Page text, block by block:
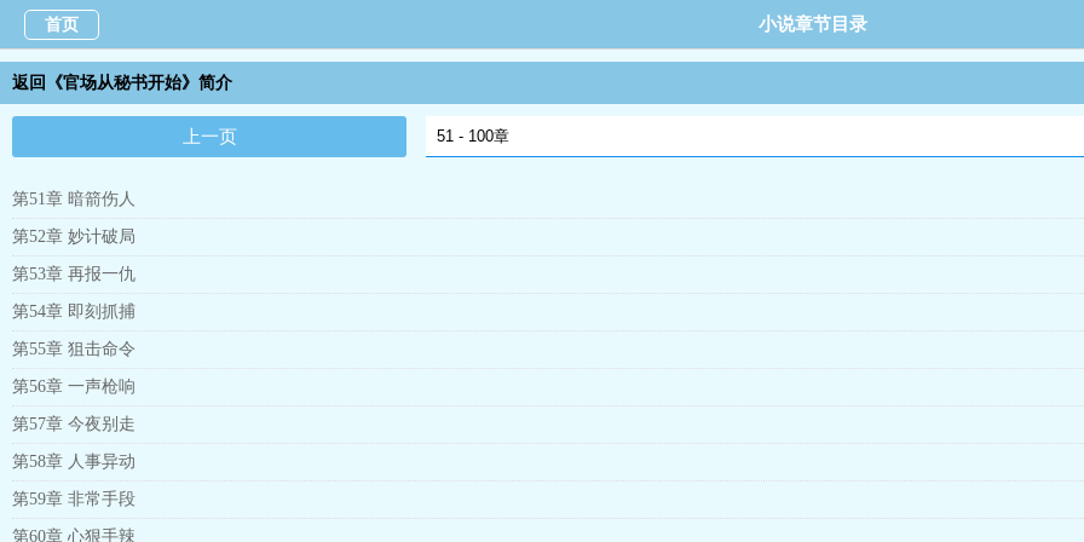
首页 小说章节目录
返回《官场从秘书开始》简介
上一页
第51章 暗箭伤人
第52章 妙计破局
第53章 再报一仇
第54章 即刻抓捕
第55章 狙击命令
第56章 一声枪响
第57章 今夜别走
第58章 人事异动
第59章 非常手段
第60章 心狠手辣